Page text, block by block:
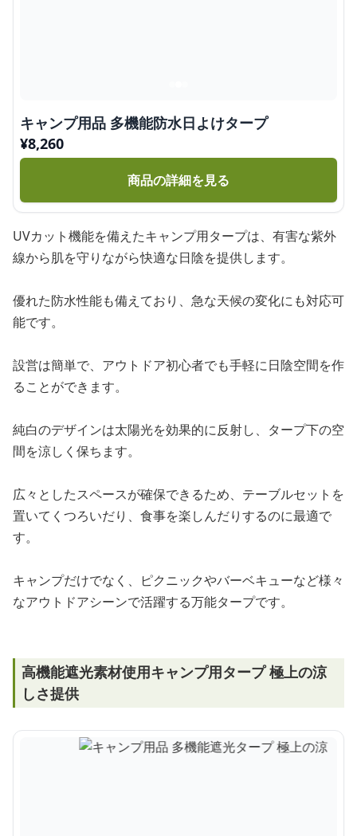
キャンプ用品 多機能防水日よけタープ
¥8,260
商品の詳細を見る
UVカット機能を備えたキャンプ用タープは、有害な紫外
線から肌を守りながら快適な日陰を提供します。
優れた防水性能も備えており、急な天候の変化にも対応可
能です。
設営は簡単で、アウトドア初心者でも手軽に日陰空間を作
ることができます。
純白のデザインは太陽光を効果的に反射し、タープ下の空
間を涼しく保ちます。
広々としたスペースが確保できるため、テーブルセットを
置いてくつろいだり、食事を楽しんだりするのに最適で
す。
キャンプだけでなく、ピクニックやバーベキューなど様々
なアウトドアシーンで活躍する万能タープです。
高機能遮光素材使用キャンプ用タープ 極上の涼
しさ提供